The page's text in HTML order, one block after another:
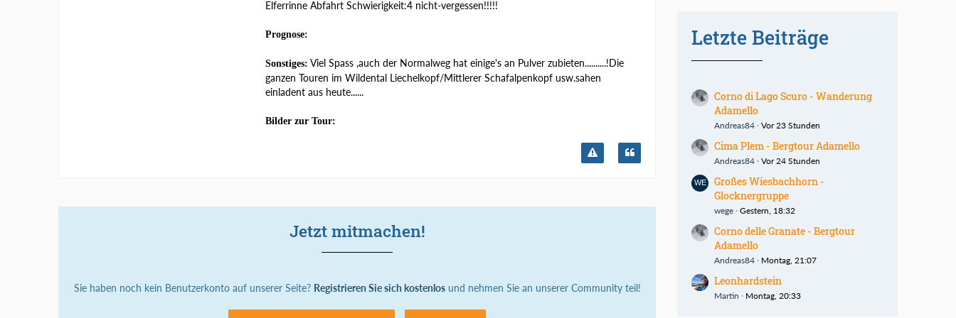
Elferrinne Abfahrt Schwierigkeit:4 nicht-vergessen!!!!!
Prognose:
Sonstiges: Viel Spass ,auch der Normalweg hat einige's an Pulver zubieten..........!Die
ganzen Touren im Wildental Liechelkopf/Mittlerer Schafalpenkopf usw.sahen
einladent aus heute......
Bilder zur Tour:
Jetzt mitmachen!
Sie haben noch kein Benutzerkonto auf unserer Seite? Registrieren Sie sich kostenlosund nehmen Sie an unserer Community teil!
Letzte Beiträge
Corno di Lago Scuro - Wanderung
Adamello
Andreas84 Vor 23 Stunden
Cima Plem - Bergtour Adamello
Andreas84 Vor 24 Stunden
Großes Wiesbachhorn -
Glocknergruppe
wege Gestern, 18:32
Corno delle Granate - Bergtour
Adamello
Andreas84 Montag, 21:07
Leonhardstein
Martin Montag, 20:33